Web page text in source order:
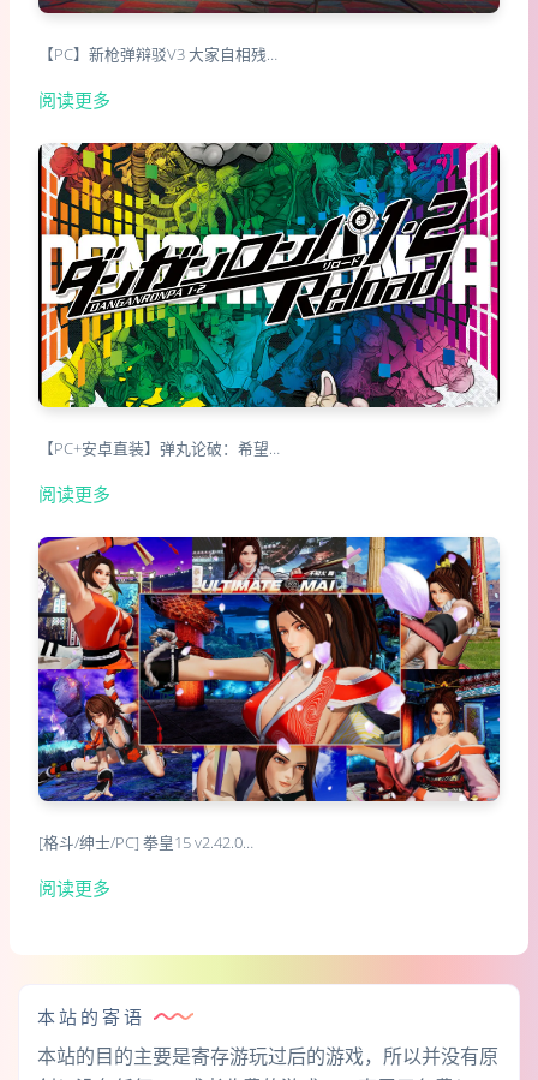
【PC】新枪弹辩驳V3 大家自相残…
阅读更多
【PC+安卓直装】弹丸论破：希望…
阅读更多
[格斗/绅士/PC] 拳皇15 v2.42.0…
阅读更多
本站的寄语
本站的目的主要是寄存游玩过后的游戏，所以并没有原